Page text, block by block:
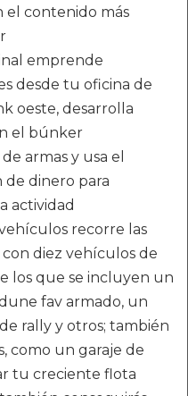
el contenido más
emprende
desde tu oficina de
oeste, desarrolla
el búnker
armas y usa el
de dinero para
actividad
recorre las
diez vehículos de
los que se incluyen un
fav armado, un
rally y otros; también
como un garaje de
tu creciente flota